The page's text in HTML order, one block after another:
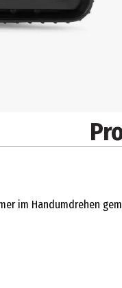
im Handumdrehen